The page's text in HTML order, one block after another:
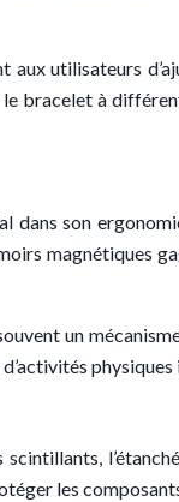
utilisateurs
bracelet à
dans son
magnétiques
un
les